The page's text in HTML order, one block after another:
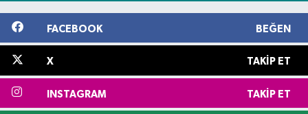
FACEBOOK BEĞEN
X TAKIP ET
INSTAGRAM TAKIP ET